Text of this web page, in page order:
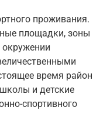
проживания.
площадки, зоны
время район
и детские
спортивного